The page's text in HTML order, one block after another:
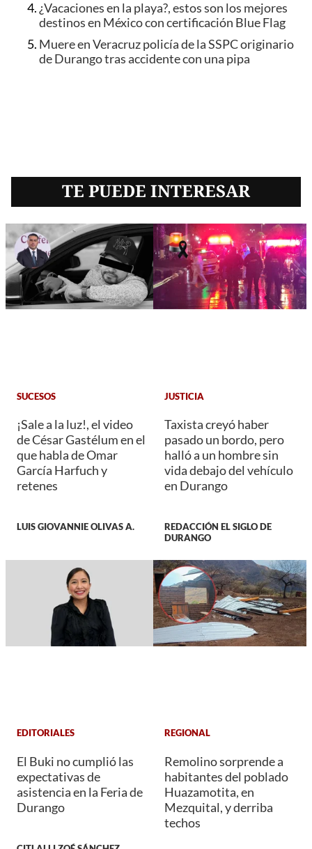
¿Vacaciones en la playa?, estos son los mejores
destinos en México con certificación Blue Flag
Muere en Veracruz policía de la SSPC originario
de Durango tras accidente con una pipa
TE PUEDE INTERESAR
SUCESOS
¡Sale a la luz!, el video
de César Gastélum en el
que habla de Omar
García Harfuch y
retenes
LUIS GIOVANNIE OLIVAS A.
JUSTICIA
Taxista creyó haber
pasado un bordo, pero
halló a un hombre sin
vida debajo del vehículo
en Durango
REDACCIÓN EL SIGLO DE
DURANGO
EDITORIALES
El Buki no cumplió las
expectativas de
asistencia en la Feria de
Durango
REGIONAL
Remolino sorprende a
habitantes del poblado
Huazamotita, en
Mezquital, y derriba
techos